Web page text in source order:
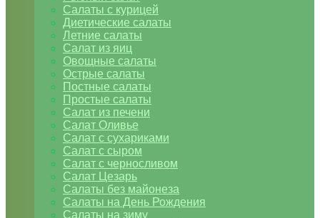
Салаты с курицей
Диетические салаты
Летние салаты
Салат из яиц
Овощные салаты
Острые салаты
Постные салаты
Простые салаты
Салат из печени
Салат Оливье
Салат с сухариками
Салат с сыром
Салат с черносливом
Салат Цезарь
Салаты без майонеза
Салаты на День Рождения
Салаты на зиму